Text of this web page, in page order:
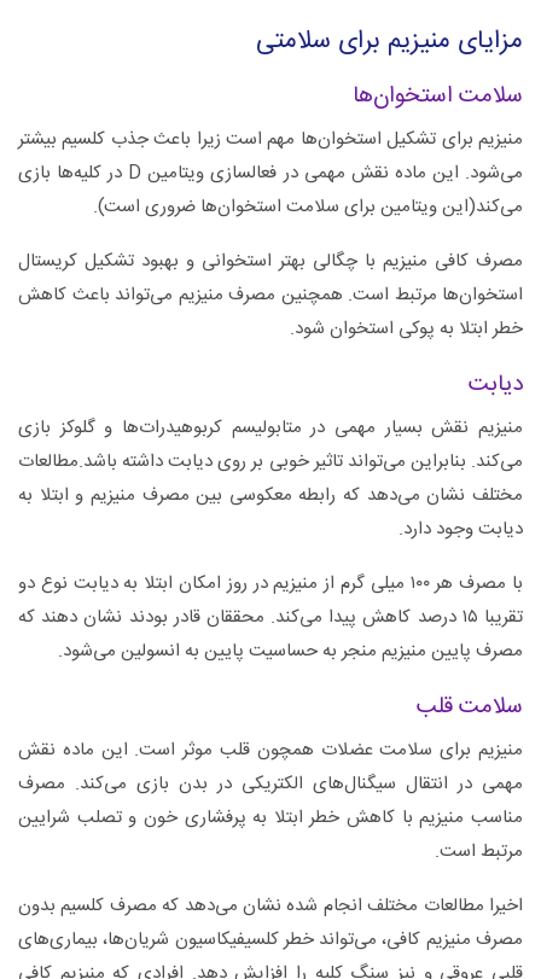
مزایای منیزیم برای سلامتی
سلامت استخوان‌ها
منیزیم برای تشکیل استخوان‌ها مهم است زیرا باعث جذب کلسیم بیشتر
می‌شود. این ماده نقش مهمی در فعالسازی ویتامین D در کلیه‌ها بازی
می‌کند(این ویتامین برای سلامت استخوان‌ها ضروری است).
مصرف کافی منیزیم با چگالی بهتر استخوانی و بهبود تشکیل کریستال
استخوان‌ها مرتبط است. همچنین مصرف منیزیم می‌تواند باعث کاهش
خطر ابتلا به پوکی استخوان شود.
دیابت
منیزیم نقش بسیار مهمی در متابولیسم کربوهیدرات‌ها و گلوکز بازی
می‌کند. بنابراین می‌تواند تاثیر خوبی بر روی دیابت داشته باشد.مطالعات
مختلف نشان می‌دهد که رابطه معکوسی بین مصرف منیزیم و ابتلا به
دیابت وجود دارد.
با مصرف هر ۱۰۰ میلی گرم از منیزیم در روز امکان ابتلا به دیابت نوع دو
تقریبا ۱۵ درصد کاهش پیدا می‌کند. محققان قادر بودند نشان دهند که
مصرف پایین منیزیم منجر به حساسیت پایین به انسولین می‌شود.
سلامت قلب
منیزیم برای سلامت عضلات همچون قلب موثر است. این ماده نقش
مهمی در انتقال سیگنال‌های الکتریکی در بدن بازی می‌کند. مصرف
مناسب منیزیم با کاهش خطر ابتلا به پرفشاری خون و تصلب شرایین
مرتبط است.
اخیرا مطالعات مختلف انجام شده نشان می‌دهد که مصرف کلسیم بدون
مصرف منیزیم کافی، می‌تواند خطر کلسیفیکاسیون شریان‌ها، بیماری‌های